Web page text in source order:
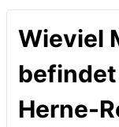
Wieviel
Herne-